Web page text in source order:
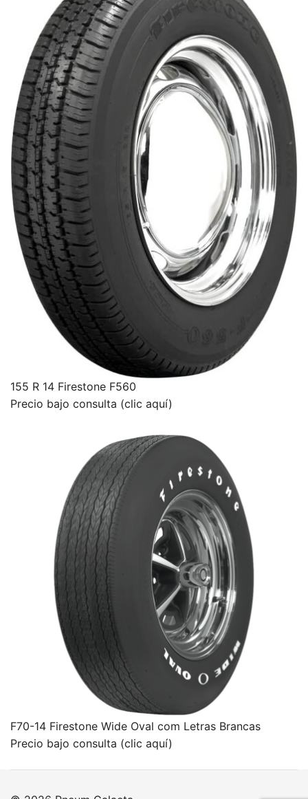
155 R 14 Firestone F560
Precio bajo consulta (clic aquí)
F70-14 Firestone Wide Oval com Letras Brancas
Precio bajo consulta (clic aquí)